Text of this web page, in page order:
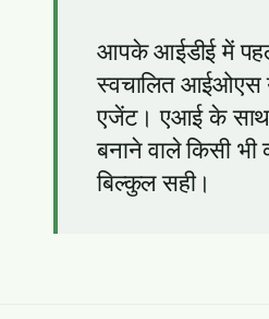
आपके आईडीई में
स्वचालित आईओएस
एजेंट। एआई के
बनाने वाले किसी भी
बिल्कुल सही।